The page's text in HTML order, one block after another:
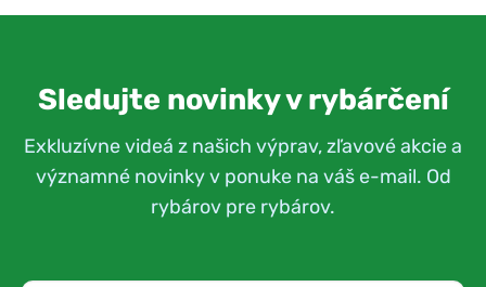
Sledujte novinky v rybárčení
Exkluzívne videá z našich výprav, zľavové akcie a
významné novinky v ponuke na váš e-mail. Od
rybárov pre rybárov.